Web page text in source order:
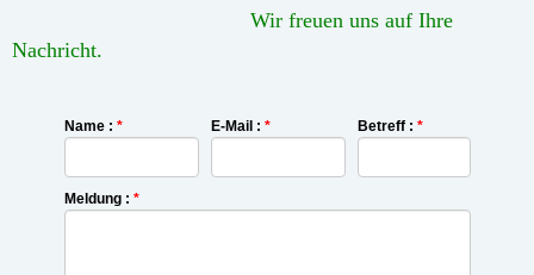
Wir freuen uns auf Ihre
Nachricht.
Name : * E-Mail : * Betreff : *
Meldung : *